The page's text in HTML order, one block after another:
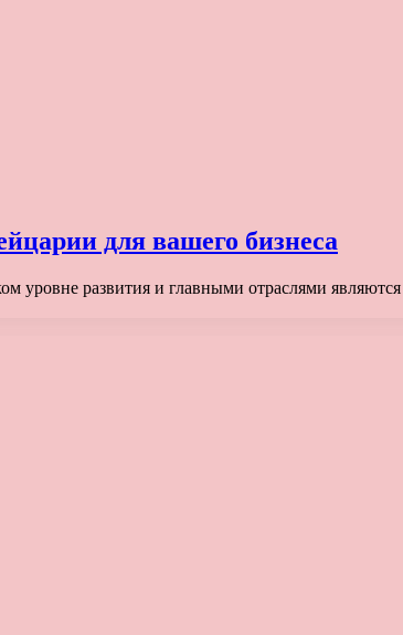
для вашего бизнеса
уровне развития и главными отраслями